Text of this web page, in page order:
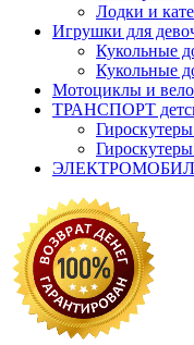
Лодки и
Игрушки для
Кукольные
Кукольные
Мотоциклы и
ТРАНСПОРТ